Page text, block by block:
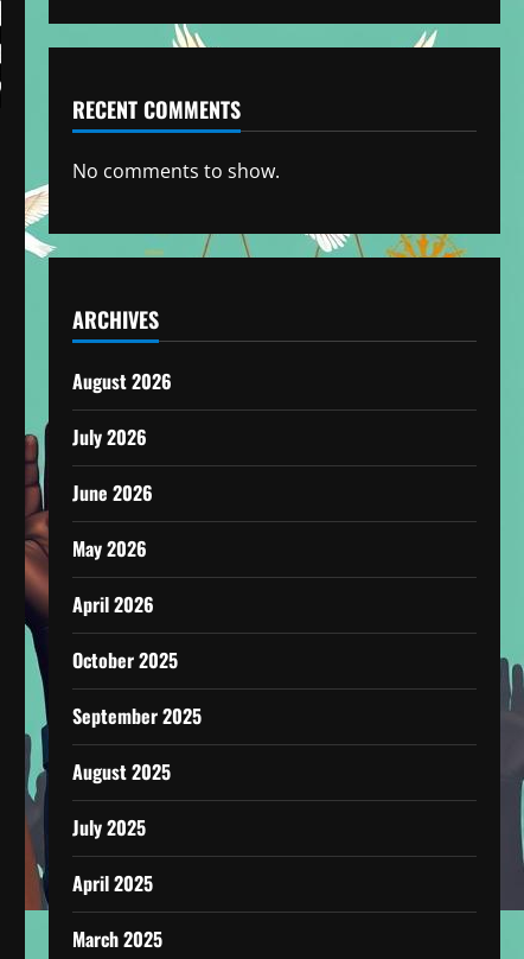
RECENT COMMENTS
No comments to show.
ARCHIVES
August 2026
July 2026
June 2026
May 2026
April 2026
October 2025
September 2025
August 2025
July 2025
April 2025
March 2025